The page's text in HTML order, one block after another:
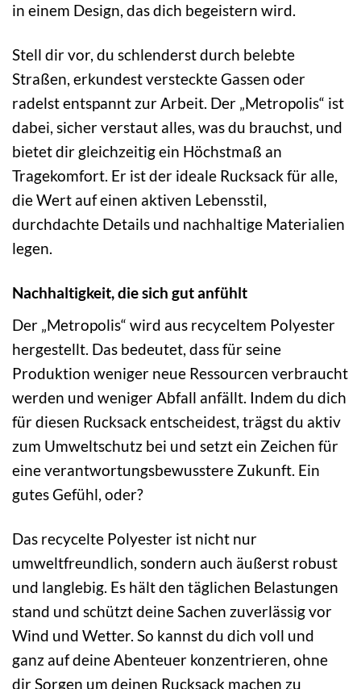
in einem Design, das dich begeistern wird.
Stell dir vor, du schlenderst durch belebte
Straßen, erkundest versteckte Gassen oder
radelst entspannt zur Arbeit. Der „Metropolis“ ist
dabei, sicher verstaut alles, was du brauchst, und
bietet dir gleichzeitig ein Höchstmaß an
Tragekomfort. Er ist der ideale Rucksack für alle,
die Wert auf einen aktiven Lebensstil,
durchdachte Details und nachhaltige Materialien
legen.
Nachhaltigkeit, die sich gut anfühlt
Der „Metropolis“ wird aus recyceltem Polyester
hergestellt. Das bedeutet, dass für seine
Produktion weniger neue Ressourcen verbraucht
werden und weniger Abfall anfällt. Indem du dich
für diesen Rucksack entscheidest, trägst du aktiv
zum Umweltschutz bei und setzt ein Zeichen für
eine verantwortungsbewusstere Zukunft. Ein
gutes Gefühl, oder?
Das recycelte Polyester ist nicht nur
umweltfreundlich, sondern auch äußerst robust
und langlebig. Es hält den täglichen Belastungen
stand und schützt deine Sachen zuverlässig vor
Wind und Wetter. So kannst du dich voll und
ganz auf deine Abenteuer konzentrieren, ohne
dir Sorgen um deinen Rucksack machen zu